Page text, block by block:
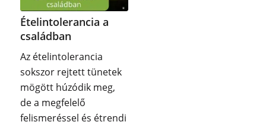
Ételintolerancia a
családban
Az ételintolerancia
sokszor rejtett tünetek
mögött húzódik meg,
de a megfelelő
felismeréssel és étrendi